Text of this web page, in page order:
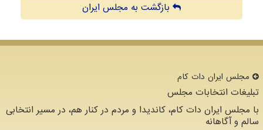
بازگشت به مجلس ایران
مجلس ایران دات كام
تبلیغات انتخابات مجلس
با مجلس ایران دات کام، کاندیدا و مردم در کنار هم، در مسیر انتخابی
سالم و آگاهانه